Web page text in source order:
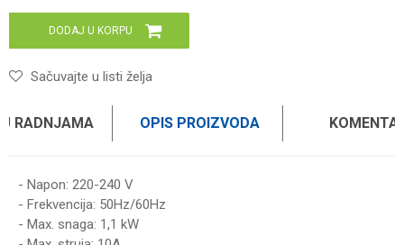
DODAJ U KORPU
Sačuvajte u listi želja
RADNJAMA OPIS PROIZVODA
- Napon: 220-240 V
- Frekvencija: 50Hz/60Hz
- Max. snaga: 1,1 kW